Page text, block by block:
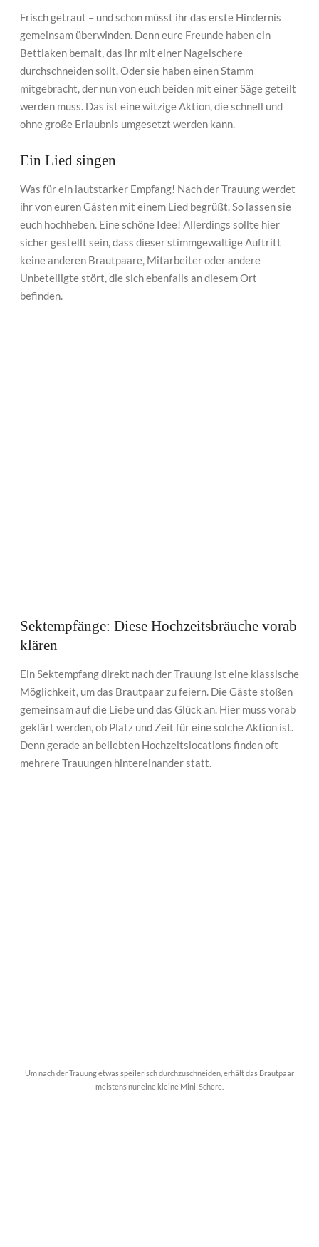
Frisch getraut – und schon müsst ihr das erste Hindernis
gemeinsam überwinden. Denn eure Freunde haben ein
Bettlaken bemalt, das ihr mit einer Nagelschere
durchschneiden sollt. Oder sie haben einen Stamm
mitgebracht, der nun von euch beiden mit einer Säge geteilt
werden muss. Das ist eine witzige Aktion, die schnell und
ohne große Erlaubnis umgesetzt werden kann.
Ein Lied singen
Was für ein lautstarker Empfang! Nach der Trauung werdet
ihr von euren Gästen mit einem Lied begrüßt. So lassen sie
euch hochheben. Eine schöne Idee! Allerdings sollte hier
sicher gestellt sein, dass dieser stimmgewaltige Auftritt
keine anderen Brautpaare, Mitarbeiter oder andere
Unbeteiligte stört, die sich ebenfalls an diesem Ort
befinden.
Sektempfänge: Diese Hochzeitsbräuche vorab
klären
Ein Sektempfang direkt nach der Trauung ist eine klassische
Möglichkeit, um das Brautpaar zu feiern. Die Gäste stoßen
gemeinsam auf die Liebe und das Glück an. Hier muss vorab
geklärt werden, ob Platz und Zeit für eine solche Aktion ist.
Denn gerade an beliebten Hochzeitslocations finden oft
mehrere Trauungen hintereinander statt.
Um nach der Trauung etwas speilerisch durchzuschneiden, erhält das Brautpaar
meistens nur eine kleine Mini-Schere.